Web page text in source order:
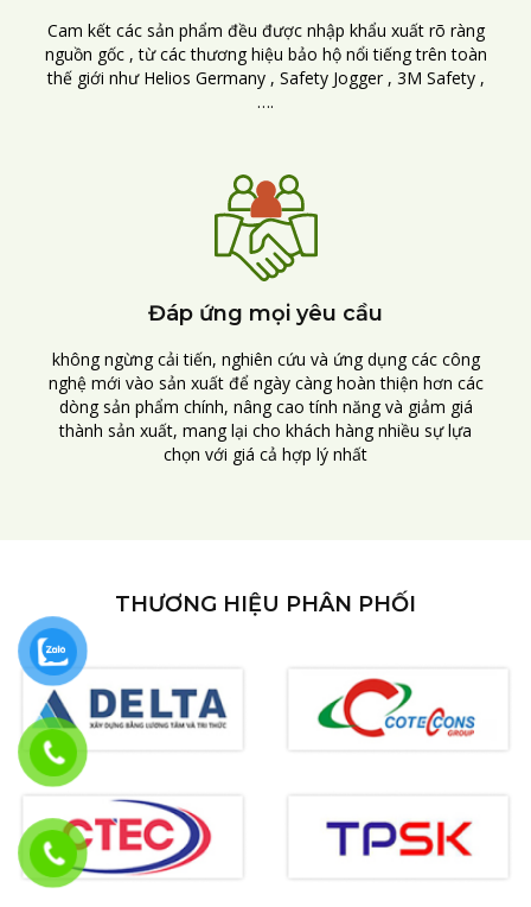
Cam kết các sản phẩm đều được nhập khẩu xuất rõ ràng
nguồn gốc , từ các thương hiệu bảo hộ nổi tiếng trên toàn
thế giới như Helios Germany , Safety Jogger , 3M Safety ,
….
Đáp ứng mọi yêu cầu
không ngừng cải tiến, nghiên cứu và ứng dụng các công
nghệ mới vào sản xuất để ngày càng hoàn thiện hơn các
dòng sản phẩm chính, nâng cao tính năng và giảm giá
thành sản xuất, mang lại cho khách hàng nhiều sự lựa
chọn với giá cả hợp lý nhất
THƯƠNG HIỆU PHÂN PHỐI